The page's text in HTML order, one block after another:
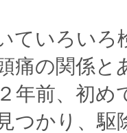
ていろいろ
痛の関係
年前、初め
つかり、駆